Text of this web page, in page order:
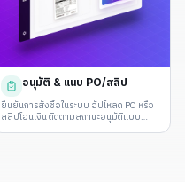
อนุมัติ & แนบ PO/สลิป
ยืนยันการสั่งซื้อในระบบ อัปโหลด PO หรือ
สลิปโอนเงิน ติดตามสถานะอนุมัติแบบ